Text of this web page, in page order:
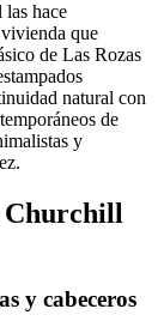
hace
que
de Las Rozas
natural con
de
y
Churchill
y cabeceros